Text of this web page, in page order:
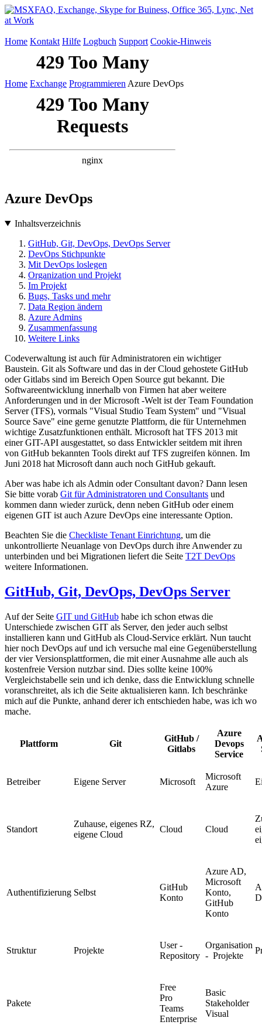
Home Kontakt Hilfe Logbuch Support Cookie-Hinweis
Home Exchange Programmieren Azure DevOps
Azure DevOps
Inhaltsverzeichnis
GitHub, Git, DevOps, DevOps Server
DevOps Stichpunkte
Mit DevOps loslegen
Organization und Projekt
Im Projekt
Bugs, Tasks und mehr
Data Region ändern
Azure Admins
Zusammenfassung
Weitere Links
Codeverwaltung ist auch für Administratoren ein wichtiger
Baustein. Git als Software und das in der Cloud gehostete GitHub
oder Gitlabs sind im Bereich Open Source gut bekannt. Die
Softwareentwicklung innerhalb von Firmen hat aber weitere
Anforderungen und in der Microsoft -Welt ist der Team Foundation
Server (TFS), vormals "Visual Studio Team System" und "Visual
Source Save" eine gerne genutzte Plattform, die für Unternehmen
wichtige Zusatzfunktionen enthält. Microsoft hat TFS 2013 mit
einer GIT-API ausgestattet, so dass Entwickler seitdem mit ihren
von GitHub bekannten Tools direkt auf TFS zugreifen können. Im
Juni 2018 hat Microsoft dann auch noch GitHub gekauft.
Aber was habe ich als Admin oder Consultant davon? Dann lesen
Sie bitte vorab Git für Administratoren und Consultants und
kommen dann wieder zurück, denn neben GitHub oder einem
eigenen GIT ist auch Azure DevOps eine interessante Option.
Beachten Sie die Checkliste Tenant Einrichtung, um die
unkontrollierte Neuanlage von DevOps durch ihre Anwender zu
unterbinden und bei Migrationen liefert die Seite T2T DevOps
weitere Informationen.
GitHub, Git, DevOps, DevOps Server
Auf der Seite GIT und GitHub habe ich schon etwas die
Unterschiede zwischen GIT als Server, den jeder auch selbst
installieren kann und GitHub als Cloud-Service erklärt. Nun taucht
hier noch DevOps auf und ich versuche mal eine Gegenüberstellung
der vier Versionsplattformen, die mit einer Ausnahme alle auch als
kostenfreie Version nutzbar sind. Dies sollte keine 100%
Vergleichstabelle sein und ich denke, dass die Entwicklung schnelle
voranschreitet, als ich die Seite aktualisieren kann. Ich beschränke
mich auf die Punkte, anhand derer ich entschieden habe, was ich wo
mache.
Plattform Git
GitHub /
Gitlabs
Azure
Devops
Service
Betreiber Eigene Server Microsoft
Microsoft
Azure
Standort
Zuhause, eigenes RZ,
eigene Cloud
Cloud Cloud
Authentifizierung Selbst
GitHub
Konto
Azure AD,
Microsoft
Konto,
GitHub
Konto
Struktur Projekte
User -
Repository
Organisation
- Projekte
Pakete
Free
Pro
Teams
Enterprise
Basic
Stakeholder
Visual